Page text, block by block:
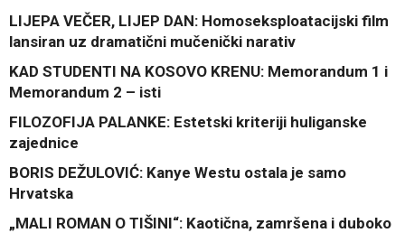
LIJEPA VEČER, LIJEP DAN: Homoseksploatacijski film
lansiran uz dramatični mučenički narativ
KAD STUDENTI NA KOSOVO KRENU: Memorandum 1 i
Memorandum 2 – isti
FILOZOFIJA PALANKE: Estetski kriteriji huliganske
zajednice
BORIS DEŽULOVIĆ: Kanye Westu ostala je samo
Hrvatska
„MALI ROMAN O TIŠINI“: Kaotična, zamršena i duboko